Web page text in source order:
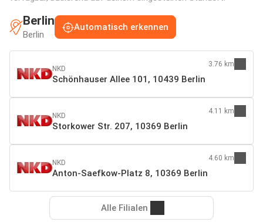
Berlin
Berlin
Automatisch erkennen
NKD
Schönhauser Allee 101, 10439 Berlin
3.76 km
NKD
Storkower Str. 207, 10369 Berlin
4.11 km
NKD
Anton-Saefkow-Platz 8, 10369 Berlin
4.60 km
Alle Filialen